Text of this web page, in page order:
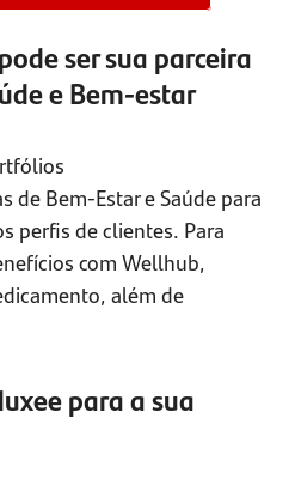
ser sua parceira
e Bem-estar
de Bem-Estar e Saúde para
perfis de clientes. Para
com Wellhub,
além de
para a sua